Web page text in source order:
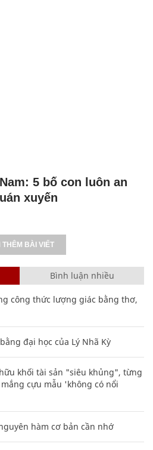
5 bố con luôn an
xuyến
THÊM BÀI VIẾT
Bình luận nhiều
công thức lượng giác bằng thơ,
đại học của Lý Nhã Kỳ
khối tài sản "siêu khủng", từng
cựu mẫu 'không có nổi
hàm cơ bản cần nhớ